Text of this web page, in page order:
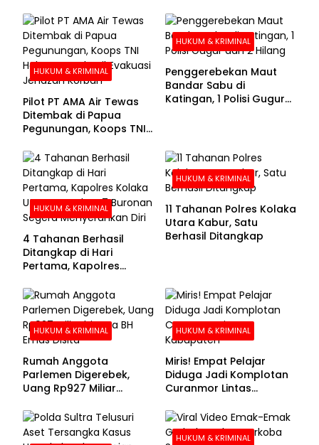
HUKUM & KRIMINAL
Pilot PT AMA Air Tewas
Ditembak di Papua
Pegunungan, Koops TNI
Evakuasi Jenazah
Korban
HUKUM & KRIMINAL
Penggerebekan Maut
Bandar Sabu di
Katingan, 1 Polisi Gugur
HUKUM & KRIMINAL
4 Tahanan Berhasil
Ditangkap di Hari
Pertama, Kapolres
Buronan Segera
Menyerahkan Diri
HUKUM & KRIMINAL
11 Tahanan Polres Kolaka
Utara Kabur, Satu
Berhasil Ditangkap
HUKUM & KRIMINAL
Rumah Anggota
Parlemen Digerebek,
Uang Rp927 Miliar
HUKUM & KRIMINAL
Miris! Empat Pelajar
Diduga Jadi Komplotan
Curanmor Lintas
HUKUM & KRIMINAL